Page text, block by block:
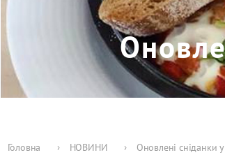
Головна › НОВИНИ › Оновлені сніданки